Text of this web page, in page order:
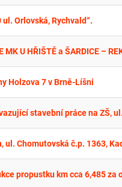
Orlovská, Rychvald“.
MK U HŘIŠTĚ a ŠARDICE –
Holzova 7 v Brně-Líšni
stavební práce na ZŠ,
Chomutovská č.p. 1363,
propustku km cca 6,485 za